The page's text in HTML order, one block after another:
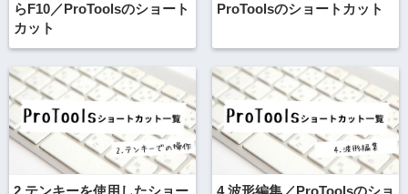
らF10／ProToolsのショート
カット
ProToolsのショートカット